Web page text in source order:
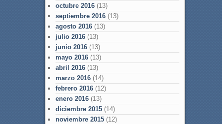
octubre 2016(13)
septiembre 2016(13)
agosto 2016(13)
julio 2016(13)
junio 2016(13)
mayo 2016(13)
abril 2016(13)
marzo 2016(14)
febrero 2016(12)
enero 2016(13)
diciembre 2015(14)
noviembre 2015(12)